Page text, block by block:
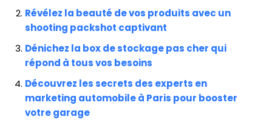
Révélez la beauté de vos produits avec un
shooting packshot captivant
Dénichez la box de stockage pas cher qui
répond à tous vos besoins
Découvrez les secrets des experts en
marketing automobile à Paris pour booster
votre garage